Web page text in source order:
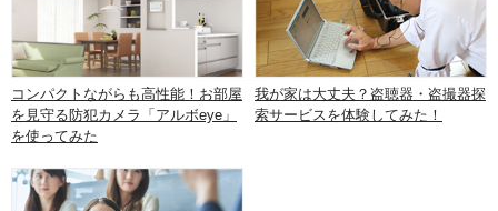
コンパクトながらも高性能！お部屋
を見守る防犯カメラ「アルボeye」
を使ってみた
我が家は大丈夫？盗聴器・盗撮器探
索サービスを体験してみた！